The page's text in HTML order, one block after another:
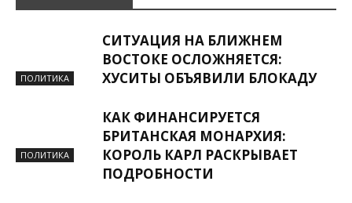
ПОЛИТИКА
СИТУАЦИЯ НА БЛИЖНЕМ
ВОСТОКЕ ОСЛОЖНЯЕТСЯ:
ХУСИТЫ ОБЪЯВИЛИ БЛОКАДУ
ПОЛИТИКА
КАК ФИНАНСИРУЕТСЯ
БРИТАНСКАЯ МОНАРХИЯ:
КОРОЛЬ КАРЛ РАСКРЫВАЕТ
ПОДРОБНОСТИ